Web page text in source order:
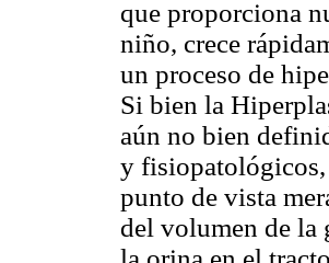
que proporciona
niño, crece
un proceso de
Si bien la
aún no bien
y fisiopatológicos,
punto de vista
del volumen de la